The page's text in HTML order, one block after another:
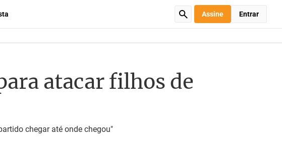
Assine Entrar
atacar filhos de
chegar até onde chegou"